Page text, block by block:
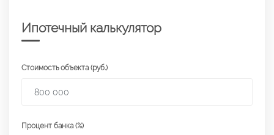
Ипотечный калькулятор
Стоимость объекта (руб.)
Процент банка (%)